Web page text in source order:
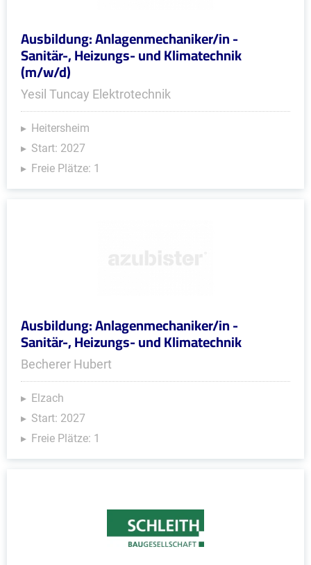
Ausbildung: Anlagenmechaniker/in -
Sanitär-, Heizungs- und Klimatechnik
(m/w/d)
Yesil Tuncay Elektrotechnik
Heitersheim
Start: 2027
Freie Plätze: 1
Ausbildung: Anlagenmechaniker/in -
Sanitär-, Heizungs- und Klimatechnik
Becherer Hubert
Elzach
Start: 2027
Freie Plätze: 1